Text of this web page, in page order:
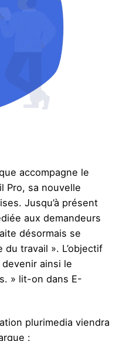
accompagne le
Pro, sa nouvelle
Jusqu’à présent
aux demandeurs
désormais se
du travail ». L’objectif
ainsi le
» lit-on dans E-
plurimedia viendra
: